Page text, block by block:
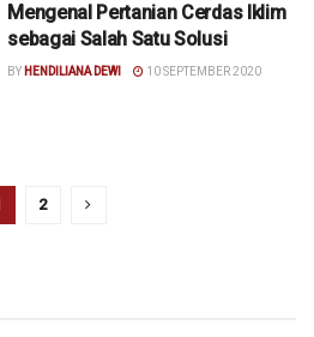
Mengenal Pertanian Cerdas Iklim
sebagai Salah Satu Solusi
BY HENDILIANA DEWI 10 SEPTEMBER 2020
2